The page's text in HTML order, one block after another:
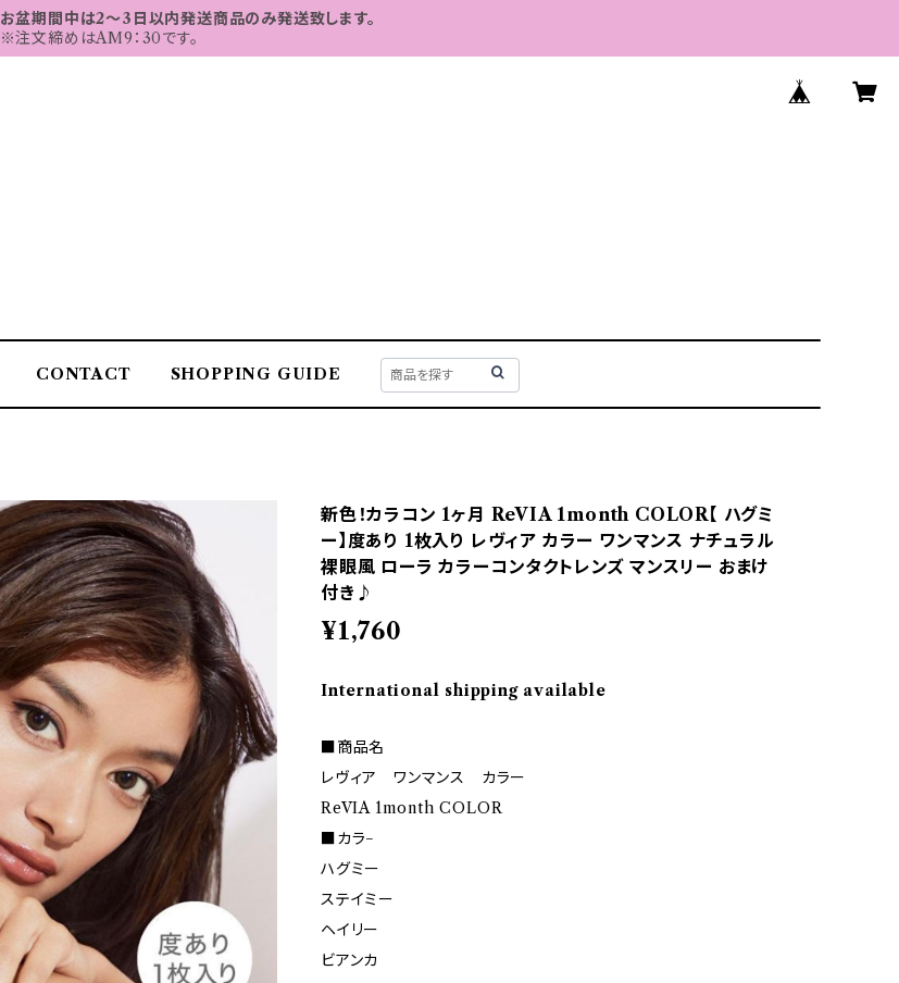
お盆期間中は2～3日以内発送商品のみ発送致します。
※注文締めはAM9：30です。
CONTACT SHOPPING GUIDE
新色！カラコン 1ヶ月 ReVIA 1month COLOR【 ハグミ
ー】度あり 1枚入り レヴィア カラー ワンマンス ナチュラル
裸眼風 ローラ カラーコンタクトレンズ マンスリー おまけ
付き♪
¥1,760
International shipping available
■商品名
レヴィア ワンマンス カラー
ReVIA 1month COLOR
■カラ−
ハグミー
ステイミー
ヘイリー
ビアンカ